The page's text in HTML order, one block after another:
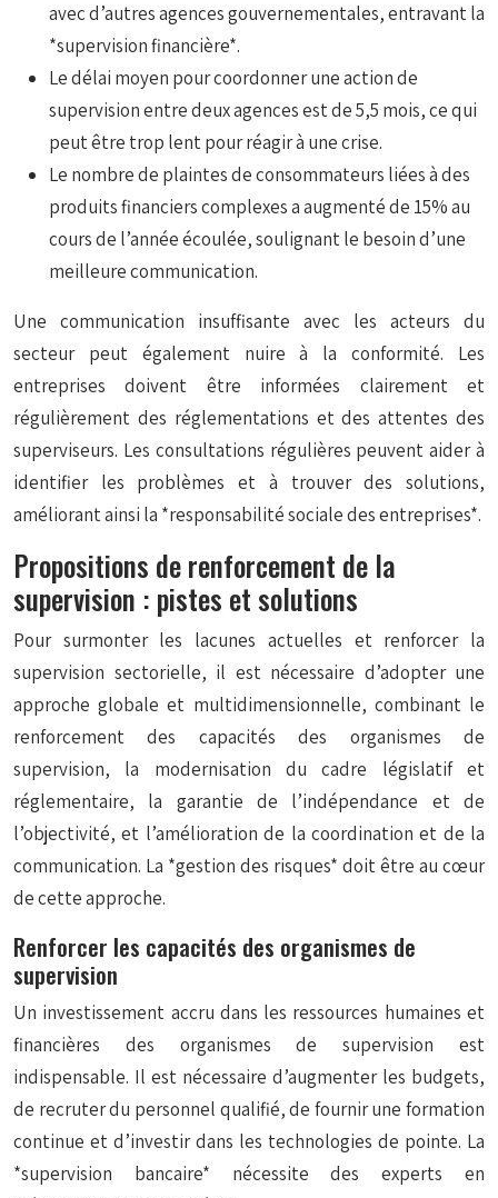
avec d’autres agences gouvernementales, entravant la
*supervision financière*.
Le délai moyen pour coordonner une action de
supervision entre deux agences est de 5,5 mois, ce qui
peut être trop lent pour réagir à une crise.
Le nombre de plaintes de consommateurs liées à des
produits financiers complexes a augmenté de 15% au
cours de l’année écoulée, soulignant le besoin d’une
meilleure communication.
Une communication insuffisante avec les acteurs du
secteur peut également nuire à la conformité. Les
entreprises doivent être informées clairement et
régulièrement des réglementations et des attentes des
superviseurs. Les consultations régulières peuvent aider à
identifier les problèmes et à trouver des solutions,
améliorant ainsi la *responsabilité sociale des entreprises*.
Propositions de renforcement de la
supervision : pistes et solutions
Pour surmonter les lacunes actuelles et renforcer la
supervision sectorielle, il est nécessaire d’adopter une
approche globale et multidimensionnelle, combinant le
renforcement des capacités des organismes de
supervision, la modernisation du cadre législatif et
réglementaire, la garantie de l’indépendance et de
l’objectivité, et l’amélioration de la coordination et de la
communication. La *gestion des risques* doit être au cœur
de cette approche.
Renforcer les capacités des organismes de
supervision
Un investissement accru dans les ressources humaines et
financières des organismes de supervision est
indispensable. Il est nécessaire d’augmenter les budgets,
de recruter du personnel qualifié, de fournir une formation
continue et d’investir dans les technologies de pointe. La
*supervision bancaire* nécessite des experts en